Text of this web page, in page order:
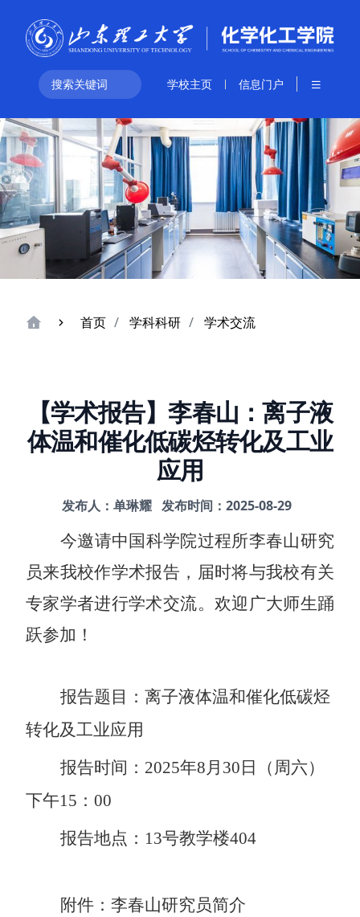
学校主页 信息门户
首页 学科科研 学术交流
【学术报告】李春山：离子液
体温和催化低碳烃转化及工业
应用
发布人：单琳耀 发布时间：2025-08-29
今邀请中国科学院过程所李春山研究
员来我校作学术报告，届时将与我校有关
专家学者进行学术交流。欢迎广大师生踊
跃参加！
报告题目： 离子液体温和催化低碳烃
转化及工业应用
报告时间： 2025年8月 30 日
（周六）
下午15 ： 00
报告地点： 13号教学楼404
附件： 李春山研究员简介